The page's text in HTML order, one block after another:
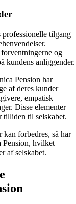
professionelle tilgang
og
kundens anliggender.
Pension har
af deres kunder
empatisk
Disse elementer
tilliden til selskabet.
forbedres, så har
Pension, hvilket
af selskabet.